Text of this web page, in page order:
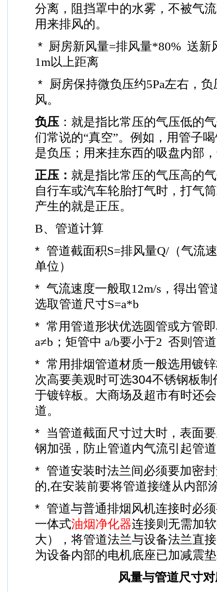
分离，阻挡罩中的水雾，不被气
用来排风的。
* 厨房新风量=排风量*80% 送新
1m以上距离
* 厨房保持微负压约5Pa左右，负
风。
负压 ：就是指比常压的气压低的
们常说的“真空”。例如，用管子
是负压；用来挂东西的吸盘内部
正压： 就是指比常压的气压高的
自行车或汽车轮胎打气时，打气
产生的就是正压。
B、管道计算
* 管道截面积S=排风量Q/ （气流
单位）
* 气流速度一般取12m/s ，得出管
选取管道尺寸S=a*b
* 常用管道形状优选圆管或方管即
a≠b ；矩管中 a/b要小于2 否则管
* 常用排烟管道材质一般选用镀
次高要美观时可选304不锈钢板
于镀锌板。大商场及超市有时还
道。
* 当管道截面尺寸过大时，表面
钢加强，防止管道内气流引起管
* 管道安装时法兰间必须要加密
的,在安装前要将管道接缝从内部
* 管道与普通排烟风机连接时必
一体式油烟净化器连接则无需加
大），将管道法兰与设备法兰直
为设备内部的电机底座已加减震
风量与管道尺寸